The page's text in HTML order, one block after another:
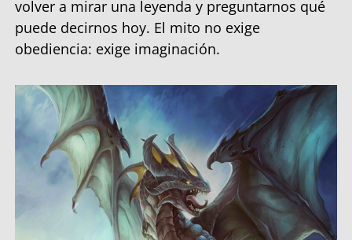
volver a mirar una leyenda y preguntarnos qué
puede decirnos hoy. El mito no exige
obediencia: exige imaginación.